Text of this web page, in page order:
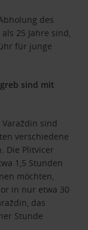
des
25 Jahre sind,
für junge
sind mit
sind
verschiedene
Die Plitvicer
1,5 Stunden
möchten,
in nur etwa 30
das
Stunde